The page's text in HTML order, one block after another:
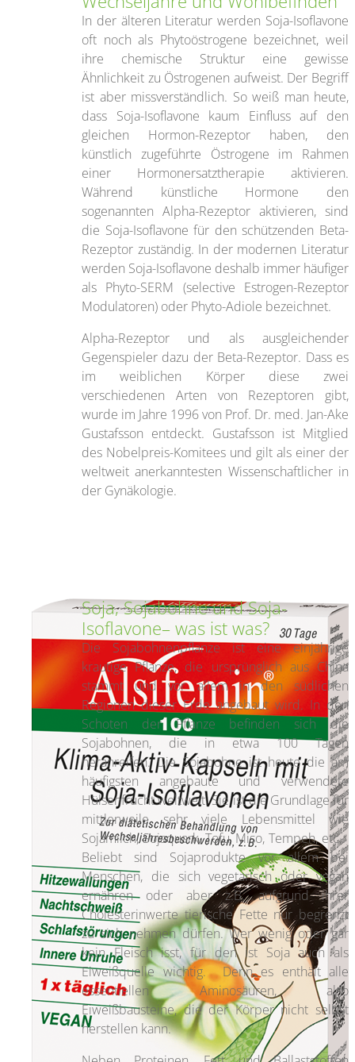
In der älteren Literatur werden Soja-Isoflavone
oft noch als Phytoöstrogene bezeichnet, weil
ihre chemische Struktur eine gewisse
Ähnlichkeit zu Östrogenen aufweist. Der Begriff
ist aber missverständlich. So weiß man heute,
dass Soja-Isoflavone kaum Einfluss auf den
gleichen Hormon-Rezeptor haben, den
künstlich zugeführte Östrogene im Rahmen
einer Hormonersatztherapie aktivieren.
Während künstliche Hormone den
sogenannten Alpha-Rezeptor aktivieren, sind
die Soja-Isoflavone für den schützenden Beta-
Rezeptor zuständig. In der modernen Literatur
werden Soja-Isoflavone deshalb immer häufiger
als Phyto-SERM (selective Estrogen-Rezeptor
Modulatoren) oder Phyto-Adiole bezeichnet.
Alpha-Rezeptor und als ausgleichender
Gegenspieler dazu der Beta-Rezeptor. Dass es
im weiblichen Körper diese zwei
verschiedenen Arten von Rezeptoren gibt,
wurde im Jahre 1996 von Prof. Dr. med. Jan-Ake
Gustafsson entdeckt. Gustafsson ist Mitglied
des Nobelpreis-Komitees und gilt als einer der
weltweit anerkanntesten Wissenschaftlicher in
der Gynäkologie.
Soja, Sojabohne und Soja-
Isoflavone– was ist was?
Die Sojabohnenpflanze ist eine einjährige
krautige Pflanze, die ursprünglich aus China
stammt und vor allem in den südlichen
Regionen dieser Erde angebaut wird. In den
Schoten der Pflanze befinden sich die
Sojabohnen, die in etwa 100 Tagen
heranreifen. Die Sojabohne ist heute die am
häufigsten angebaute und verwendete
Hülsenfrucht weltweit. Sie ist die Grundlage für
mittlerweile sehr viele Lebensmittel wie
Sojamilch, Sojaquark, Tofu, Miso, Tempeh, etc..
Beliebt sind Sojaprodukte vor allem bei
Menschen, die sich vegetarisch oder vegan
ernähren oder aber z.B. aufgrund ihrer
Cholesterinwerte tierische Fette nur begrenzt
zu sich nehmen dürfen. Wer wenig oder gar
kein Fleisch isst, für den ist Soja auch als
Eiweißquelle wichtig. Denn es enthält alle
essentiellen Aminosäuren, also
Eiweißbausteine, die der Körper nicht selbst
herstellen kann.